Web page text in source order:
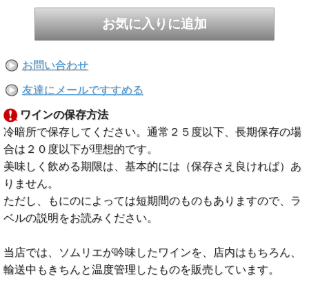
お問い合わせ
友達にメールですすめる
ワインの保存方法
冷暗所で保存してください。通常２５度以下、長期保存の場
合は２０度以下が理想的です。
美味しく飲める期限は、基本的には（保存さえ良ければ）あ
りません。
ただし、もにのによっては短期間のものもありますので、ラ
ベルの説明をお読みください。
当店では、ソムリエが吟味したワインを、店内はもちろん、
輸送中もきちんと温度管理したものを販売しています。